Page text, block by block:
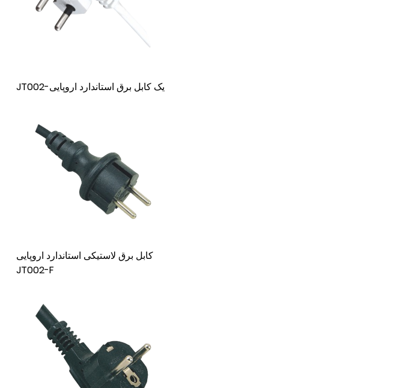
JT002-یک کابل برق استاندارد اروپایی
کابل برق لاستیکی استاندارد اروپایی
JT002-F